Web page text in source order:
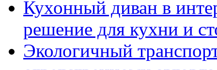
Кухонный диван в
решение для кухни и
Экологичный